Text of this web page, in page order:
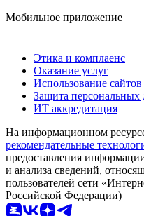
Мобильное приложение
Этика и комплаенс
Оказание услуг
Использование сайтов
Защита персональных
ИТ аккредитация
На информационном
рекомендательные
предоставления
и анализа сведений,
пользователей сети
Российской Федерации)